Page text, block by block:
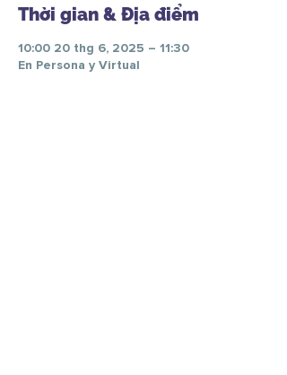
Thời gian & Địa điểm
10:00 20 thg 6, 2025 – 11:30
En Persona y Virtual